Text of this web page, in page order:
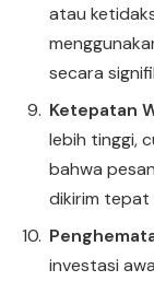
atau
secara
Ketepatan
lebih tinggi,
bahwa
dikirim tepat
investasi